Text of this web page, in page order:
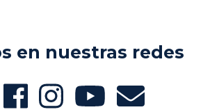
en nuestras redes